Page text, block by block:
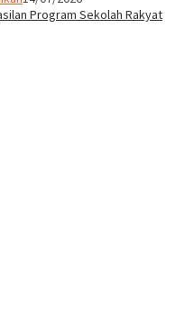
Program Sekolah Rakyat